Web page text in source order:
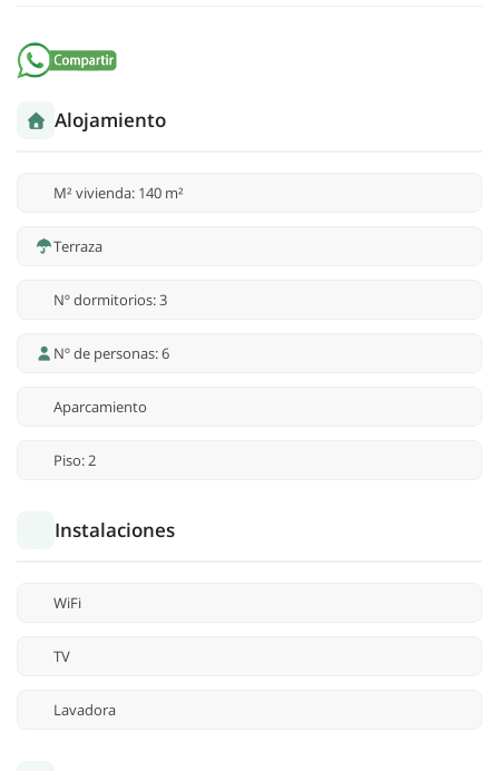
Alojamiento
M² vivienda: 140 m²
Terraza
Nº dormitorios: 3
Nº de personas: 6
Aparcamiento
Piso: 2
Instalaciones
WiFi
TV
Lavadora